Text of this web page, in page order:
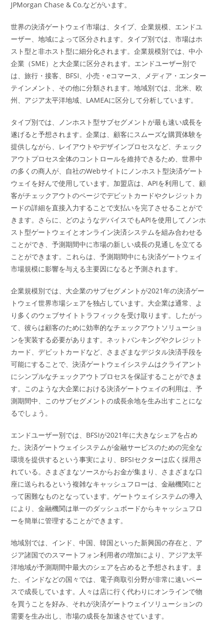
JPMorgan Chase & Co.などがいます。
世界の決済ゲートウェイ市場は、タイプ、企業規模、エンドユ
ーザー、地域によって区分されます。タイプ別では、市場はホ
スト型と非ホスト型に細分化されます。企業規模別では、中小
企業（SME）と大企業に区分されます。エンドユーザー別で
は、旅行・接客、BFSI、小売・eコマース、メディア・エンター
テインメント、その他に分類されます。地域別では、北米、欧
州、アジア太平洋地域、LAMEAに区分して分析しています。
タイプ別では、ノンホスト型サブセグメントが最も速い成長を
遂げると予想されます。企業は、顧客にスムーズな購買体験を
提供しながら、レイアウトやデザインプロセスなど、チェック
アウトプロセス全体のコントロールを維持できるため、世界中
の多くの商人が、自社のWebサイトにノンホスト型決済ゲート
ウェイを好んで使用しています。加盟店は、APIを利用して、顧
客がチェックアウトのページでデビットカードやクレジットカ
ードの詳細を直接入力することで支払いを完了させることがで
きます。さらに、どのようなデバイスでもAPIを使用してノンホ
スト型ゲートウェイとオンライン決済システムを組み合わせる
ことができ、予測期間中に市場の新しい成長の見通しを立てる
ことができます。これらは、予測期間中にも決済ゲートウェイ
市場規模に影響を与える主要因になると予測されます。
企業規模別では、大企業のサブセグメントが2021年の決済ゲー
トウェイ世界市場シェアを独占しています。大企業は通常、よ
り多くのウェブサイトトラフィックを受け取ります。したがっ
て、彼らは顧客のために効率的なチェックアウトソリューショ
ンを実装する必要があります。ネットバンキングやクレジット
カード、デビットカードなど、さまざまなデジタル決済手段を
可能にすることで、決済ゲートウェイシステムはクライアント
にシンプルなチェックアウトプロセスを保証することができま
す。このような大企業における決済ゲートウェイの利用は、予
測期間中、このサブセグメントの成長余地を生み出すことにな
るでしょう。
エンドユーザー別では、BFSIが2021年に大きなシェアを占め
た。決済ゲートウェイシステムが金融サービスのための完全な
環境を提供するという事実により、BFSIセクターは広く採用さ
れている。さまざまなソースからお金が集まり、さまざまな口
座に送られるという複雑なキャッシュフローは、金融機関にと
って困難なものとなっています。ゲートウェイシステムの導入
により、金融機関は単一のダッシュボードからキャッシュフロ
ーを簡単に管理することができます。
地域別では、インド、中国、韓国といった新興国の存在と、ア
ジア諸国でのスマートフォン利用者の増加により、アジア太平
洋地域が予測期間中最大のシェアを占めると予想されます。ま
た、インドなどの国々では、電子商取引分野が非常に速いペー
スで成長しています。人々は店に行く代わりにオンラインで物
を買うことを好み、それが決済ゲートウェイソリューションの
需要を生み出し、市場の成長を加速させています。